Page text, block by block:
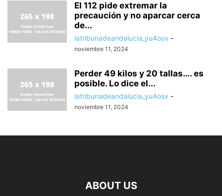
El 112 pide extremar la
precaución y no aparcar cerca
de...
latribunadeandalucia_yu4osv -
noviembre 11, 2024
Perder 49 kilos y 20 tallas…. es
posible. Lo dice el...
latribunadeandalucia_yu4osv -
noviembre 11, 2024
ABOUT US